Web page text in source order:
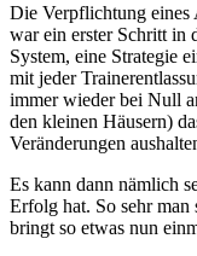
Die Verpflichtung eines
war ein erster Schritt in
System, eine Strategie
mit jeder
immer wieder bei Null
den kleinen Häusern)
Veränderungen
Es kann dann nämlich
Erfolg hat. So sehr man
bringt so etwas nun